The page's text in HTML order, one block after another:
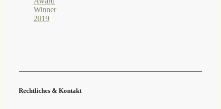
Rechtliches & Kontakt